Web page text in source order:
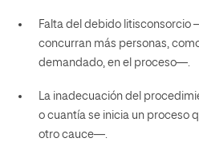
Falta del debido litisconsorcio
concurran más personas,
demandado, en el proceso—.
La inadecuación del
o cuantía se inicia un proceso
otro cauce—.